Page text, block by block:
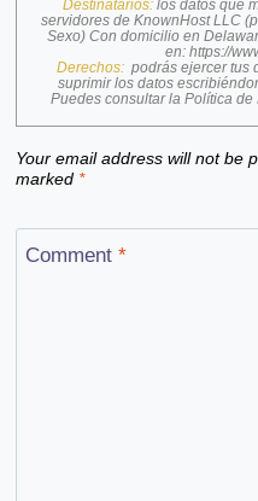
Destinatarios: los datos que
servidores de KnownHost LLC
Sexo) Con domicilio en
en: https://
Derechos: podrás ejercer tus
suprimir los datos
Puedes consultar la Política de
Your email address will not be
marked *
Comment*